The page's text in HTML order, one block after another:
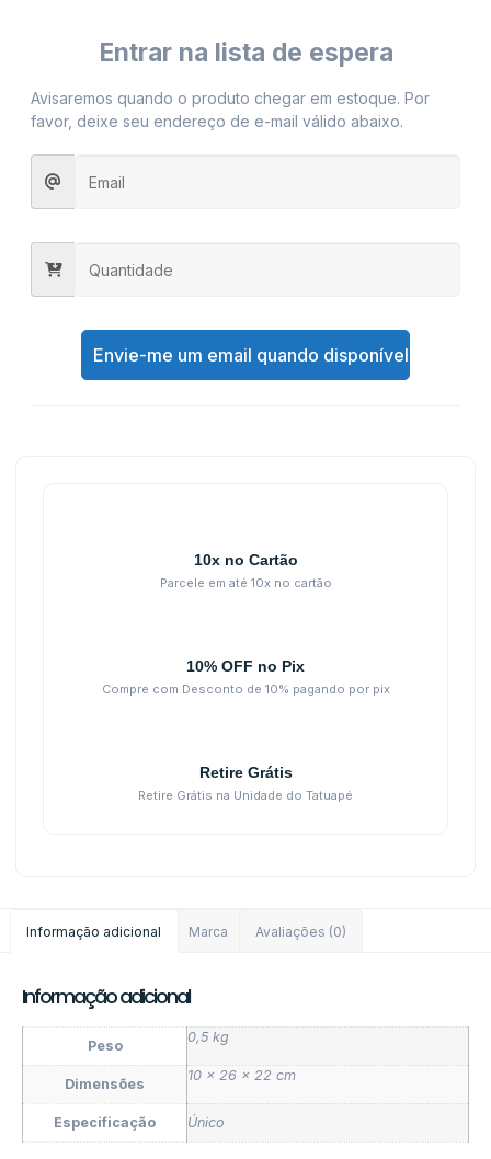
Entrar na lista de espera
Avisaremos quando o produto chegar em estoque. Por
favor, deixe seu endereço de e-mail válido abaixo.
Envie-me um email quando disponível
10x no Cartão
Parcele em até 10x no cartão
10% OFF no Pix
Compre com Desconto de 10% pagando por pix
Retire Grátis
Retire Grátis na Unidade do Tatuapé
Informação adicional Marca Avaliações (0)
Informação adicional
Peso
0,5 kg
Dimensões
10 × 26 × 22 cm
Especificação Único